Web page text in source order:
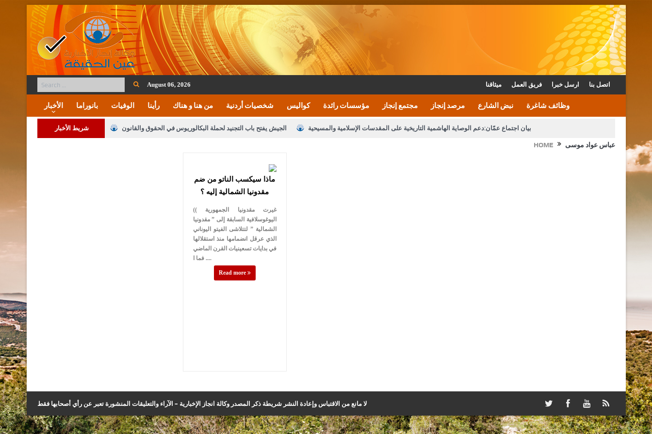
August 06, 2026 ميثاقنا فريق العمل ارسل خبرا اتصل بنا
الأخبار بانوراما الوفيات رأينا من هنا و هناك شخصيات أردنية كواليس مؤسسات رائدة مجتمع إنجاز مرصد إنجاز نبض الشارع وظائف شاغرة
شريط الأخبار الجيش يفتح باب التجنيد لحملة البكالوريوس في الحقوق والقانون بيان اجتماع عمّان:دعم الوصاية الهاشمية التاريخية على المقدسات الإسلامية والمسيحية
القاضي يلتقي رؤساء تحرير الصحف اليومية ويؤكد حرص مجلس النواب على شراكة فاعلة مع الإعلام
الملك يلتقي مجموعة من رفاق السلاح الملك يتلقى اتصالا هاتفيا من العاهل البحريني
HOME عباس عواد موسى
ماذا سيكسب الناتو من ضم
مقدونيا الشمالية إليه ؟
(( غيرت مقدونيا الجمهورية
اليوغوسلافية السابقة إلى ” مقدونيا
الشمالية ” لتتلاشى الفيتو اليوناني
الذي عرقل انضمامها منذ استقلالها
في بدايات تسعينيات القرن الماضي
. فما ا...
Read more
لا مانع من الاقتباس وإعادة النشر شريطة ذكر المصدر وكالة انجاز الإخبارية – الآراء والتعليقات المنشورة تعبر عن رأي أصحابها فقط